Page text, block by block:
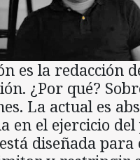
es la redacción
¿Por qué?
La actual es
en el ejercicio del
está diseñada para